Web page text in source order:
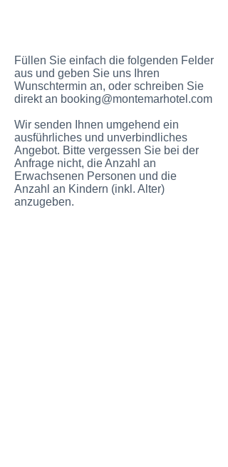
Füllen Sie einfach die folgenden Felder
aus und geben Sie uns Ihren
Wunschtermin an, oder schreiben Sie
direkt an booking@montemarhotel.com
Wir senden Ihnen umgehend ein
ausführliches und unverbindliches
Angebot. Bitte vergessen Sie bei der
Anfrage nicht, die Anzahl an
Erwachsenen Personen und die
Anzahl an Kindern (inkl. Alter)
anzugeben.